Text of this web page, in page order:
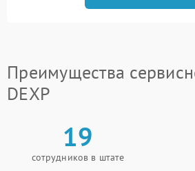
Преимущества
DEXP
19
сотрудников в штате